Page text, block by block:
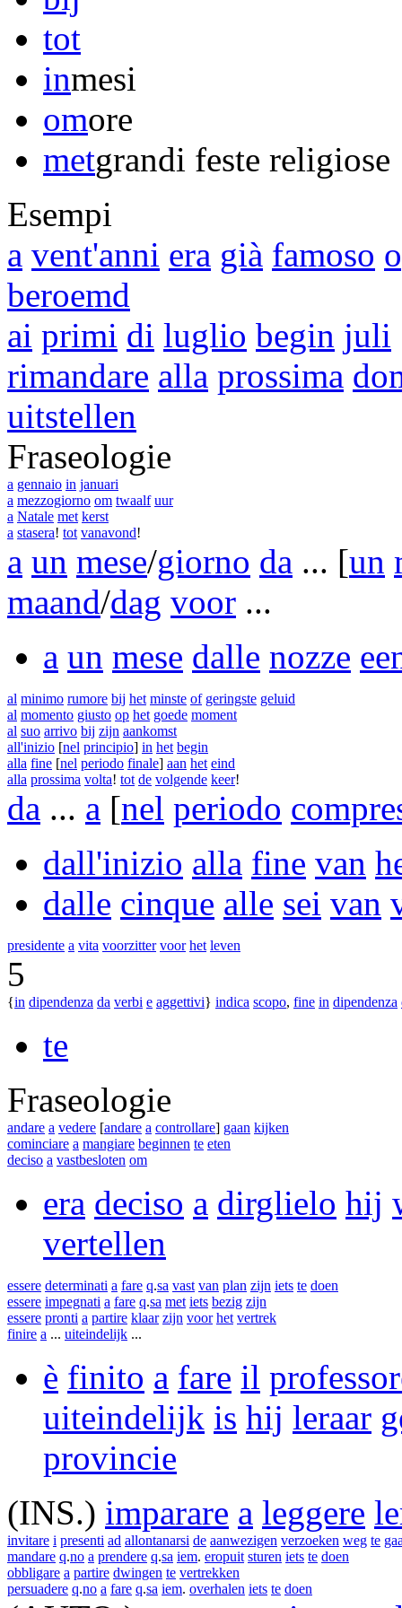
tot
inmesi
omore
metgrandi feste religiose
Esempi
a vent'anni era già famoso
beroemd
ai primi di luglio begin juli
rimandare alla prossima
uitstellen
Fraseologie
a gennaio in januari
a mezzogiorno om twaalf uur
a Natale met kerst
a stasera! tot vanavond!
a un mese/giorno da ... [un
maand/dag voor ...
a un mese dalle nozze
al minimo rumore bij het minste of geringste geluid
al momento giusto op het goede moment
al suo arrivo bij zijn aankomst
all'inizio [nel principio] in het begin
alla fine [nel periodo finale] aan het eind
alla prossima volta! tot de volgende keer!
da ... a [nel periodo
dall'inizio alla fine van
dalle cinque alle sei van
presidente a vita voorzitter voor het leven
5
{in dipendenza da verbi e aggettivi} indica scopo, fine in dipendenza
te
Fraseologie
andare a vedere [andare a controllare] gaan kijken
cominciare a mangiare beginnen te eten
deciso a vastbesloten om
era deciso a dirglielo hij
vertellen
essere determinati a fare q.sa vast van plan zijn iets te doen
essere impegnati a fare q.sa met iets bezig zijn
essere pronti a partire klaar zijn voor het vertrek
finire a ... uiteindelijk ...
è finito a fare il
uiteindelijk is hij leraar
provincie
(INS.) imparare a leggere
invitare i presenti ad allontanarsi de aanwezigen verzoeken weg te
mandare q.no a prendere q.sa iem. eropuit sturen iets te doen
obbligare a partire dwingen te vertrekken
persuadere q.no a fare q.sa iem. overhalen iets te doen